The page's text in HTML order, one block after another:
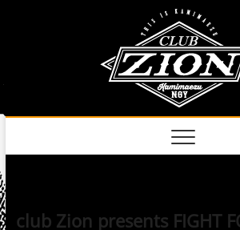
club Zion presents FIGHT